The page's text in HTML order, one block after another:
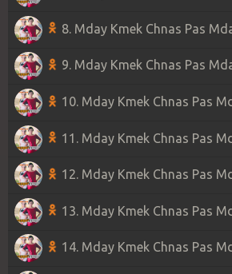
8. Mday Kmek Chnas Pas
9. Mday Kmek Chnas Pas
10. Mday Kmek Chnas Pas
11. Mday Kmek Chnas Pas
12. Mday Kmek Chnas Pas
13. Mday Kmek Chnas Pas
14. Mday Kmek Chnas Pas